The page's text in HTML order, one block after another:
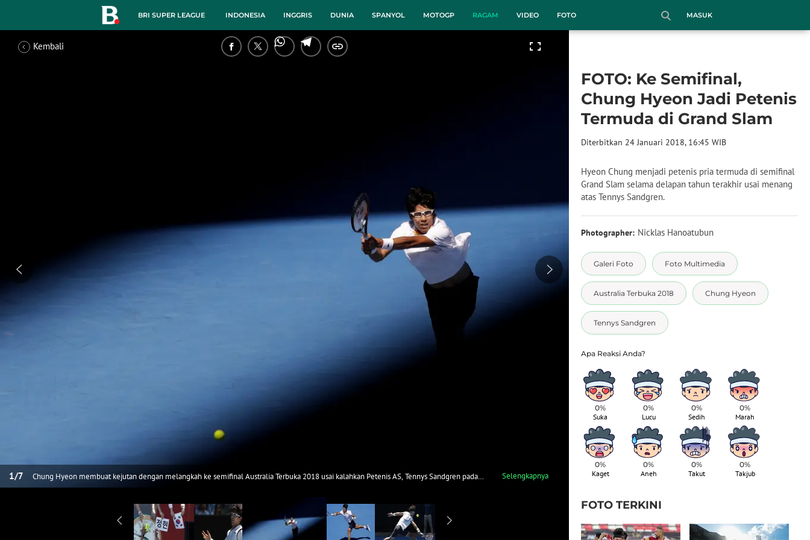
BRI SUPER LEAGUE INDONESIA INGGRIS DUNIA SPANYOL MOTOGP RAGAM VIDEO FOTO MASUK
1/7
Chung Hyeon membuat kejutan dengan melangkah ke semifinal Australia Terbuka 2018 usai kalahkan Petenis AS, Tennys Sandgren pada
perempat final Australia Terbuka 2018 di Melbourne, Australia, (24/1/2018). Chung menang 6-4, 7-6, 6-3. (AP/Dita Alangkara)
Selengkapnya
Aksi Chung Hyeon mengembalikan bola ke arah lawannya
FOTO: Ke Semifinal,
Chung Hyeon Jadi Petenis
Termuda di Grand Slam
Diterbitkan 24 Januari 2018, 16:45 WIB
Hyeon Chung menjadi petenis pria termuda di semifinal
Grand Slam selama delapan tahun terakhir usai menang
atas Tennys Sandgren.
Photographer: Nicklas Hanoatubun
Galeri Foto Foto Multimedia
Australia Terbuka 2018 Chung Hyeon
Tennys Sandgren
0%
Suka
0%
Lucu
0%
Sedih
0%
Marah
0%
Kaget
0%
Aneh
0%
Takut
0%
Takjub
FOTO TERKINI